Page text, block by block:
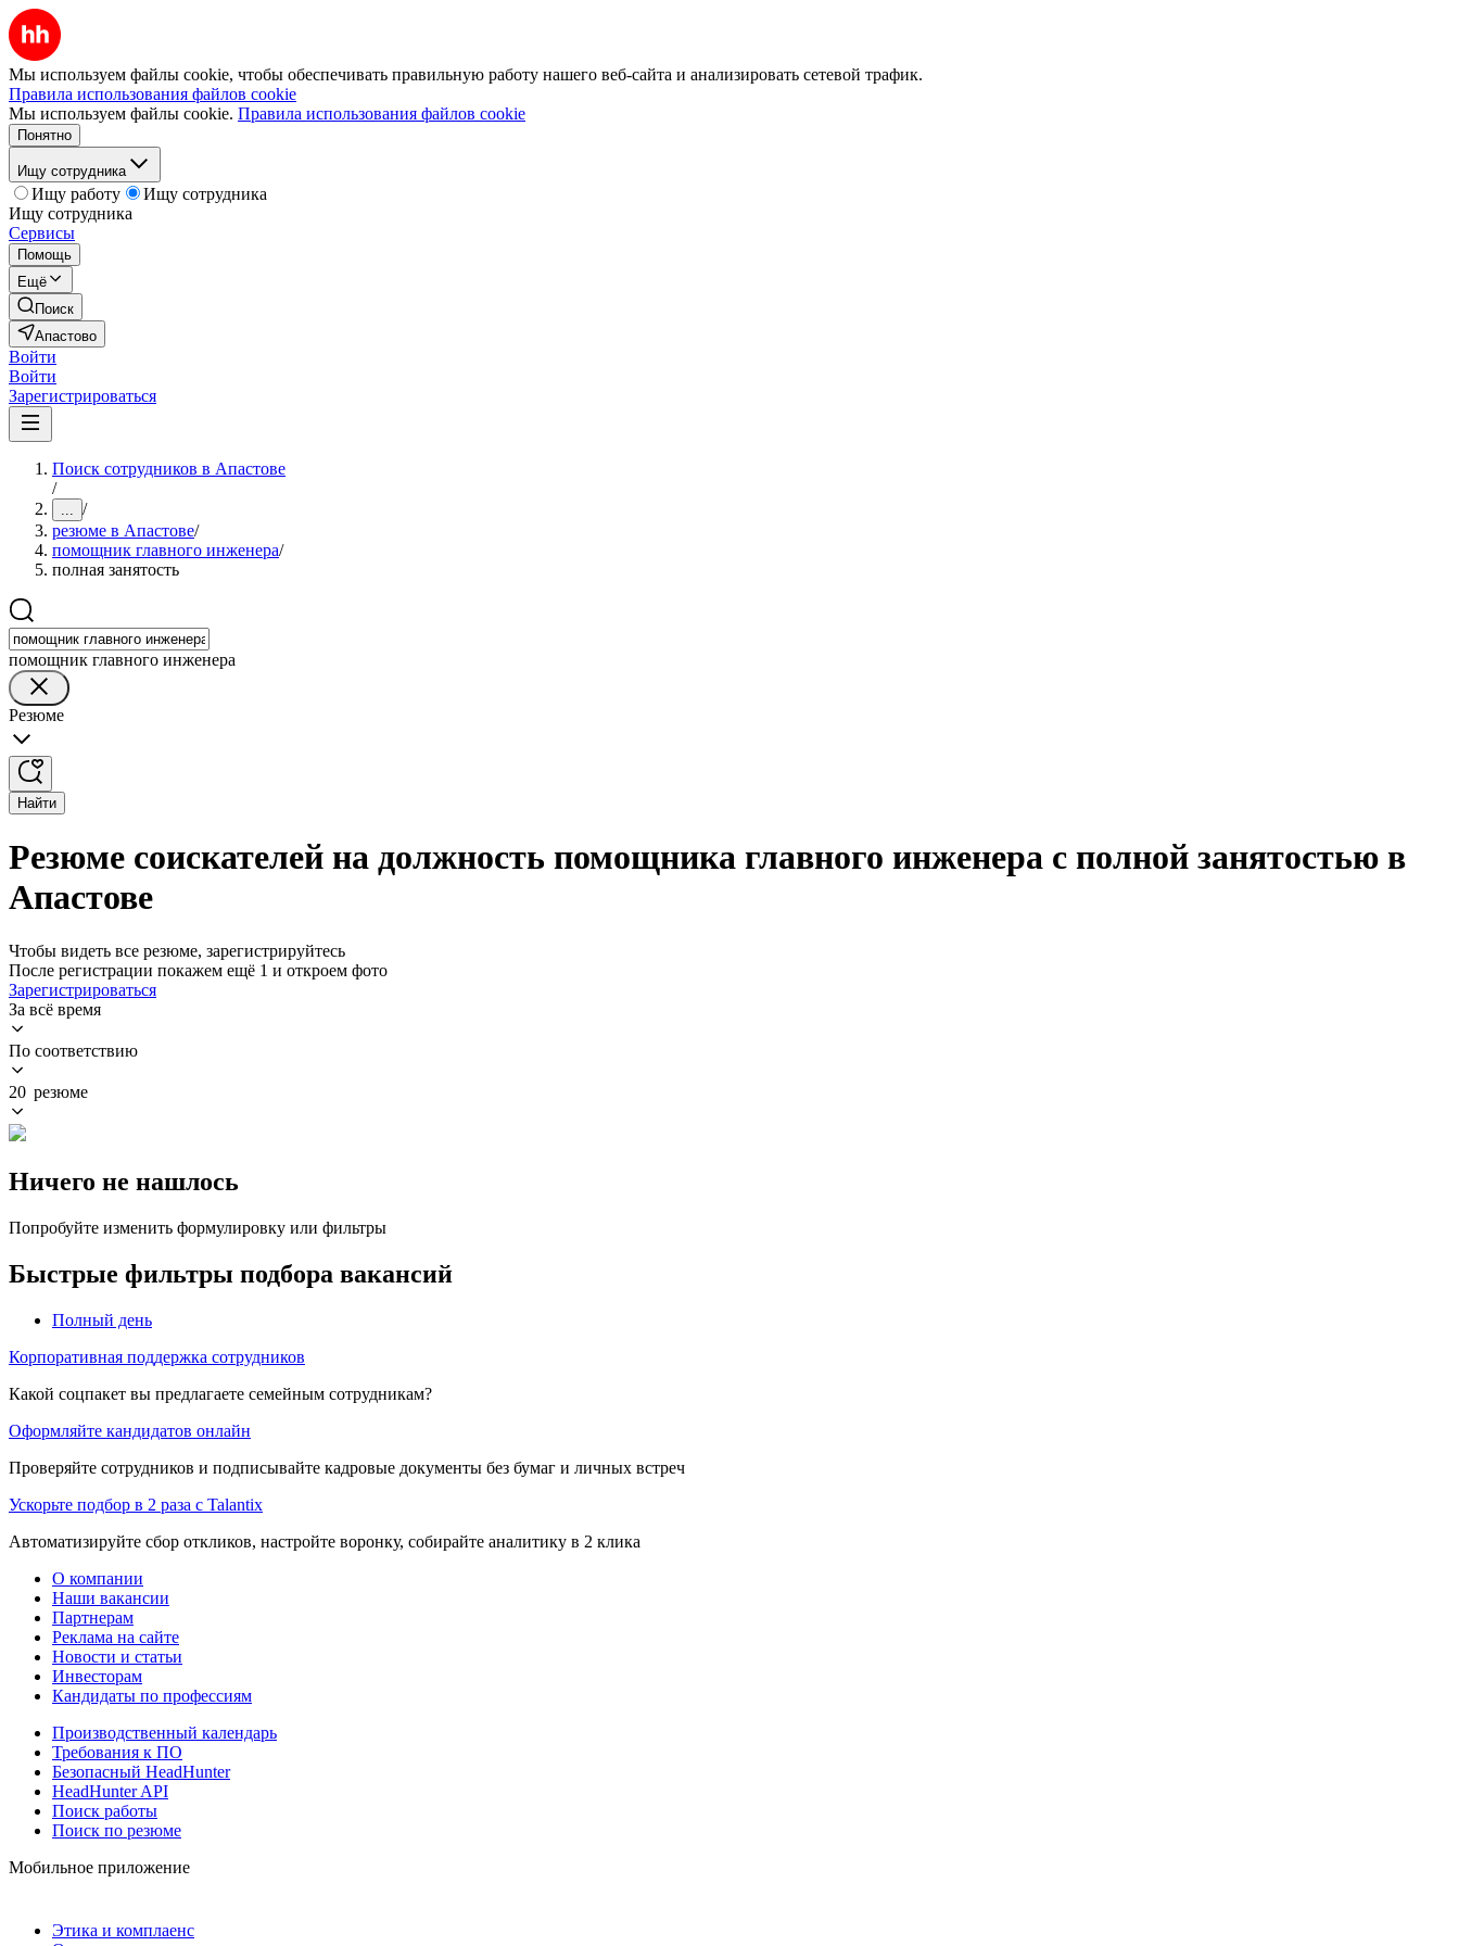
Мы используем файлы cookie, чтобы обеспечивать правильную работу нашего веб-сайта и анализировать сетевой трафик.
Правила использования файлов cookie
Мы используем файлы cookie. Правила использования файлов cookie
Понятно
Ищу сотрудника
Ищу работу
Ищу сотрудника
Ищу сотрудника
Сервисы
Помощь
Ещё
Поиск
Апастово
Войти
Войти
Зарегистрироваться
Поиск сотрудников в Апастове
/
... /
резюме в Апастове/
помощник главного инженера/
полная занятость
помощник главного инженера
Резюме
Найти
Резюме соискателей на должность помощника главного инженера с полной занятостью в
Апастове
Чтобы видеть все резюме, зарегистрируйтесь
После регистрации покажем ещё 1 и откроем фото
Зарегистрироваться
За всё время
По соответствию
20 резюме
Ничего не нашлось
Попробуйте изменить формулировку или фильтры
Быстрые фильтры подбора вакансий
Полный день
Корпоративная поддержка сотрудников
Какой соцпакет вы предлагаете семейным сотрудникам?
Оформляйте кандидатов онлайн
Проверяйте сотрудников и подписывайте кадровые документы без бумаг и личных встреч
Ускорьте подбор в 2 раза с Talantix
Автоматизируйте сбор откликов, настройте воронку, собирайте аналитику в 2 клика
О компании
Наши вакансии
Партнерам
Реклама на сайте
Новости и статьи
Инвесторам
Кандидаты по профессиям
Производственный календарь
Требования к ПО
Безопасный HeadHunter
HeadHunter API
Поиск работы
Поиск по резюме
Мобильное приложение
Этика и комплаенс